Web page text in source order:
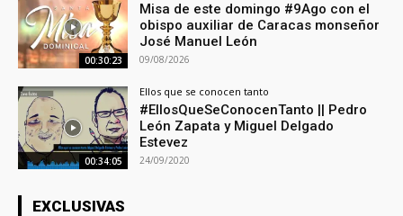
00:30:23
Misa de este domingo #9Ago con el
obispo auxiliar de Caracas monseñor
José Manuel León
09/08/2026
00:34:05
Ellos que se conocen tanto
#EllosQueSeConocenTanto || Pedro
León Zapata y Miguel Delgado
Estevez
24/09/2020
EXCLUSIVAS